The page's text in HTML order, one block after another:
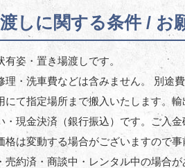
しに関する条件 / お
姿・置き場渡しです。
理・洗車費などは含みません。 別途
にて指定場所まで搬入いたします。
・現金決済（銀行振込）です。ご入金
格は変動する場合がございますので事
売約済・商談中・レンタル中の場合が